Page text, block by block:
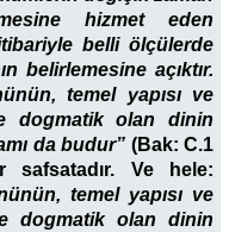
hizmet eden
belli ölçülerde
belirlemesine açıktır.
temel yapısı ve
dogmatik olan dinin
da budur” (Bak: C.1
safsatadır. Ve hele:
temel yapısı ve
dogmatik olan dinin